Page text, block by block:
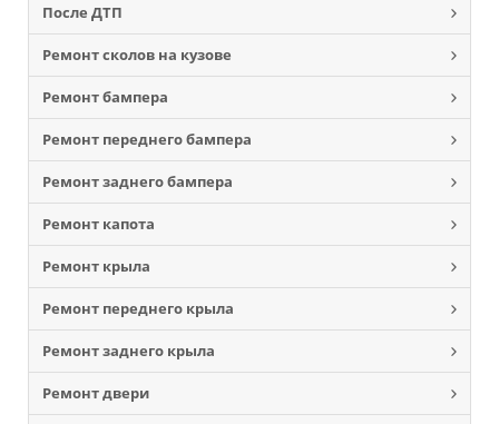
После ДТП
Ремонт сколов на кузове
Ремонт бампера
Ремонт переднего бампера
Ремонт заднего бампера
Ремонт капота
Ремонт крыла
Ремонт переднего крыла
Ремонт заднего крыла
Ремонт двери